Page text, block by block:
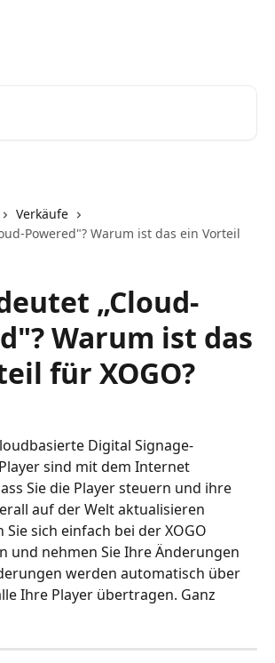
Verkäufe
Powered"? Warum ist das ein Vorteil
„Cloud-
Warum ist das
für XOGO?
Digital Signage-
sind mit dem Internet
Sie die Player steuern und ihre
auf der Welt aktualisieren
sich einfach bei der XOGO
und nehmen Sie Ihre Änderungen
werden automatisch über
Ihre Player übertragen. Ganz